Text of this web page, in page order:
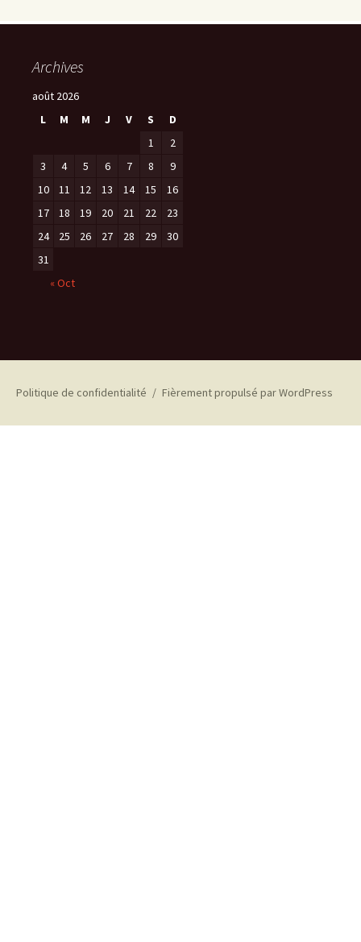
Archives
août 2026
L
M M J V S
D
1
2
3
4 5 6 7 8
9
10
11 12 13 14 15
16
17
18 19 20 21 22
23
24
25 26 27 28 29
30
31
« Oct
Politique de confidentialité Fièrement propulsé par WordPress